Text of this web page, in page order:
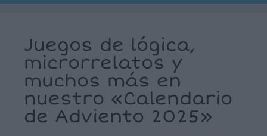
Juegos de lógica,
microrrelatos y
muchos más en
nuestro «Calendario
de Adviento 2025»